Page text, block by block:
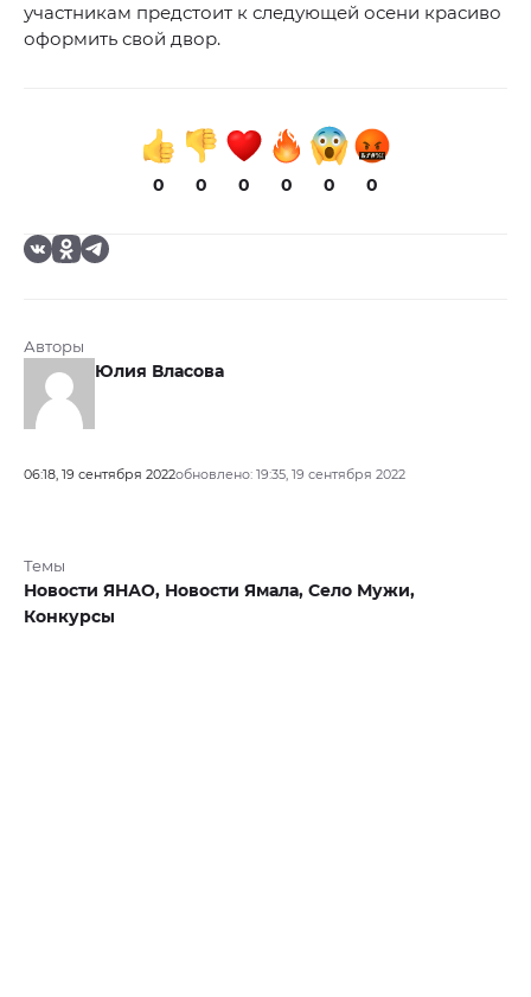
участникам предстоит к следующей осени красиво
оформить свой двор.
0 0 0 0 0 0
Авторы
Юлия Власова
06:18, 19 сентября 2022обновлено: 19:35, 19 сентября 2022
Темы
Новости ЯНАО, Новости Ямала, Село Мужи,
Конкурсы